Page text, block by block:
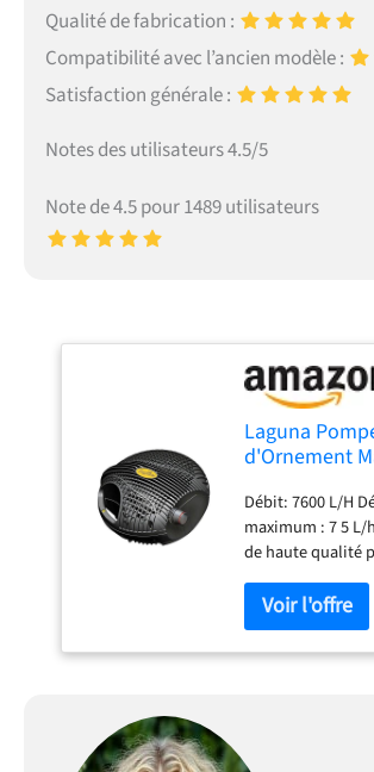
Qualité de fabrication :
Compatibilité avec l’ancien modèle :
Satisfaction générale :
Notes des utilisateurs 4.5/5
Note de 4.5 pour 1489 utilisateurs
Laguna
d'Ornement
Débit: 7600 L/H
maximum : 7 5
de haute qualité
requises: non